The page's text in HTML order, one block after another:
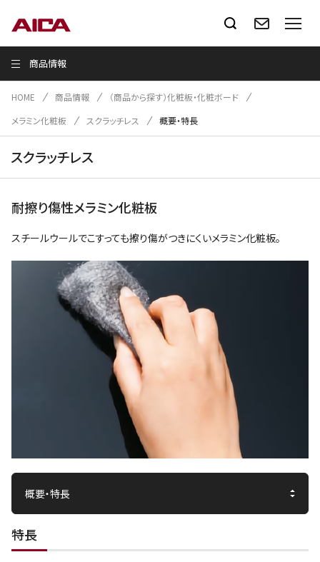
商品情報
HOME 商品情報
（商品から探す）化粧板・化粧ボード
メラミン化粧板
スクラッチレス 概要・特長
スクラッチレス
耐擦り傷性メラミン化粧板
スチールウールでこすっても擦り傷がつきにくいメラミン化粧板。
特長